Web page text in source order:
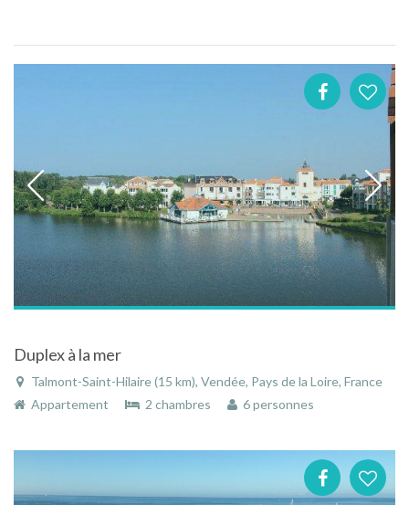
Duplex à la mer
Talmont-Saint-Hilaire (15 km), Vendée, Pays de la Loire, France
Appartement
2 chambres 6 personnes